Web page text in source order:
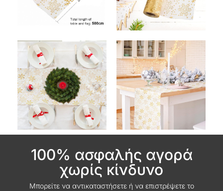
100% ασφαλής αγορά
χωρίς κίνδυνο
Μπορείτε να αντικαταστήσετε ή να επιστρέψετε το